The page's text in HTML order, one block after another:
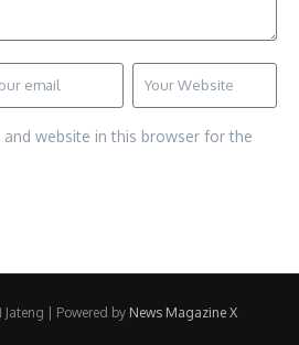
and website in this browser for the
| Powered by News Magazine X